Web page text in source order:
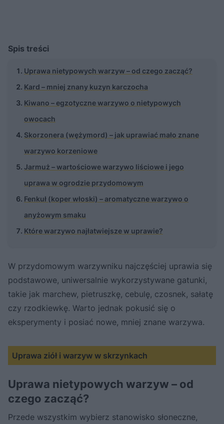
Spis treści
Uprawa nietypowych warzyw – od czego zacząć?
Kard – mniej znany kuzyn karczocha
Kiwano – egzotyczne warzywo o nietypowych
owocach
Skorzonera (wężymord) – jak uprawiać mało znane
warzywo korzeniowe
Jarmuż – wartościowe warzywo liściowe i jego
uprawa w ogrodzie przydomowym
Fenkuł (koper włoski) – aromatyczne warzywo o
anyżowym smaku
Które warzywo najłatwiejsze w uprawie?
W przydomowym warzywniku najczęściej uprawia się
podstawowe, uniwersalnie wykorzystywane gatunki,
takie jak marchew, pietruszkę, cebulę, czosnek, sałatę
czy rzodkiewkę. Warto jednak pokusić się o
eksperymenty i posiać nowe, mniej znane warzywa.
Uprawa ziół i warzyw w skrzynkach
Uprawa nietypowych warzyw – od
czego zacząć?
Przede wszystkim wybierz stanowisko słoneczne,